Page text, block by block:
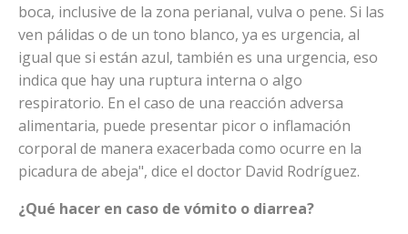
boca, inclusive de la zona perianal, vulva o pene. Si las
ven pálidas o de un tono blanco, ya es urgencia, al
igual que si están azul, también es una urgencia, eso
indica que hay una ruptura interna o algo
respiratorio. En el caso de una reacción adversa
alimentaria, puede presentar picor o inflamación
corporal de manera exacerbada como ocurre en la
picadura de abeja", dice el doctor David Rodríguez.
¿Qué hacer en caso de vómito o diarrea?